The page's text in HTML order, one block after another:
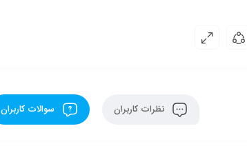
نظرات کاربران سوالات کاربران